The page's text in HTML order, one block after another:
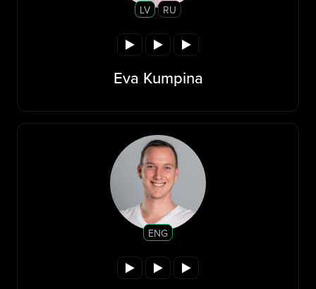
LV RU
Eva Kumpina
ENG